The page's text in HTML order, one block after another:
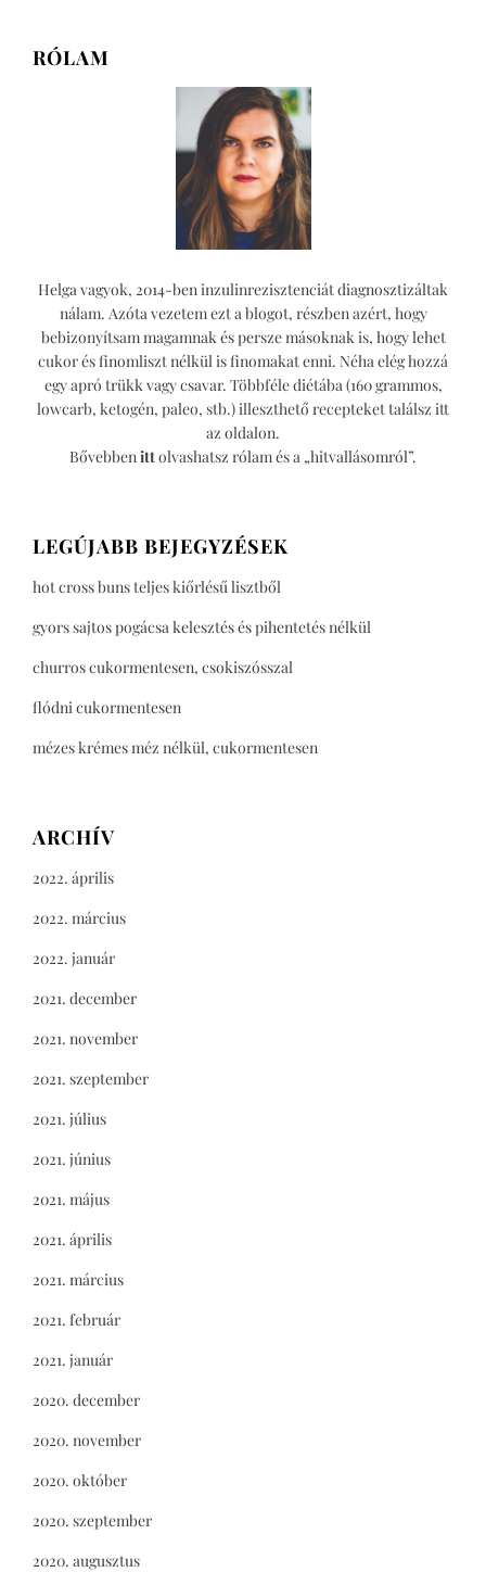
RÓLAM
Helga vagyok, 2014-ben inzulinrezisztenciát diagnosztizáltak
nálam. Azóta vezetem ezt a blogot, részben azért, hogy
bebizonyítsam magamnak és persze másoknak is, hogy lehet
cukor és finomliszt nélkül is finomakat enni. Néha elég hozzá
egy apró trükk vagy csavar. Többféle diétába (160 grammos,
lowcarb, ketogén, paleo, stb.) illeszthető recepteket találsz itt
az oldalon.
Bővebben ittolvashatsz rólam és a „hitvallásomról”.
LEGÚJABB BEJEGYZÉSEK
hot cross buns teljes kiőrlésű lisztből
gyors sajtos pogácsa kelesztés és pihentetés nélkül
churros cukormentesen, csokiszósszal
flódni cukormentesen
mézes krémes méz nélkül, cukormentesen
ARCHÍV
2022. április
2022. március
2022. január
2021. december
2021. november
2021. szeptember
2021. július
2021. június
2021. május
2021. április
2021. március
2021. február
2021. január
2020. december
2020. november
2020. október
2020. szeptember
2020. augusztus